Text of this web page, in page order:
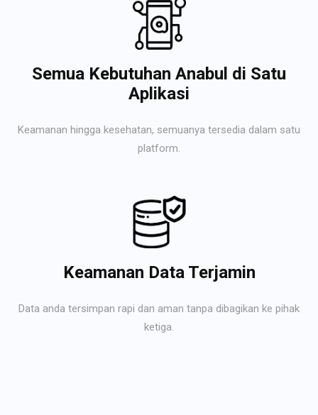
Semua Kebutuhan Anabul di Satu
Aplikasi
Keamanan hingga kesehatan, semuanya tersedia dalam satu
platform.
Keamanan Data Terjamin
Data anda tersimpan rapi dan aman tanpa dibagikan ke pihak
ketiga.